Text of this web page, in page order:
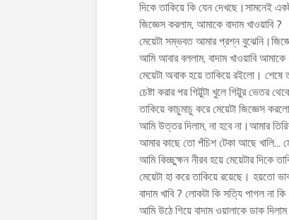
দিকে তাকিয়ে কি যেন দেখছে।সামনেই
জিজ্ঞেস করলাম, আমাকে বাদাম খাওয়াবি ?
মেয়েটা সম্ভবত আমার প্রশ্ন
আমি আবার বললাম, বাদাম খাওয়াবি আমাকে
মেয়েটা অবাক হয়ে তাকিয়ে রইলো। শেষে
চেষ্টা করার পর গিট্টুটা খুলে গিট্টুর
তাকিয়ে কাচুমাচু করে মেয়েটা জিজ্ঞেস
আমি উত্তর দিলাম, না হবে না।আমার
আমার কাছে তো পঁচিশ টেকা আছে খালি…
আমি কিচ্ছুক্ষন নীরব হয়ে মেয়েটার দিকে
মেয়েটা হা করে তাকিয়ে রয়েছে। হয়তো
বাদাম খাবি ? লোকটা কি সত্যি পাগল না কি
আমি উঠে গিয়ে বাদাম ওয়ালাকে ডাক